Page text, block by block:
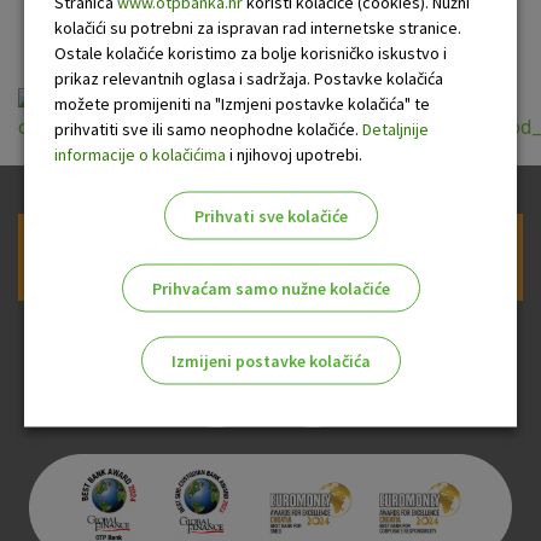
u turizmu
kolačići su potrebni za ispravan rad internetske stranice.
Ostale kolačiće koristimo za bolje korisničko iskustvo i
prikaz relevantnih oglasa i sadržaja. Postavke kolačića
možete promijeniti na "Izmjeni postavke kolačića" te
prihvatiti sve ili samo neophodne kolačiće. Detaljnije
informacije o kolačićima i njihovoj upotrebi.
Prihvati sve kolačiće
Prihvaćam samo nužne kolačiće
Izmijeni postavke kolačića